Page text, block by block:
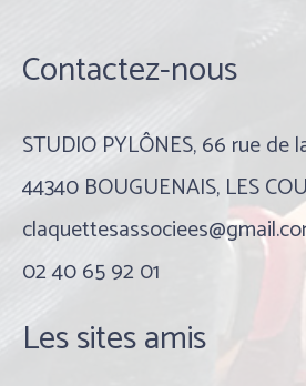
Contactez-nous
STUDIO PYLÔNES, 66 rue de
44340 BOUGUENAIS, LES
02 40 65 92 01
Les sites amis